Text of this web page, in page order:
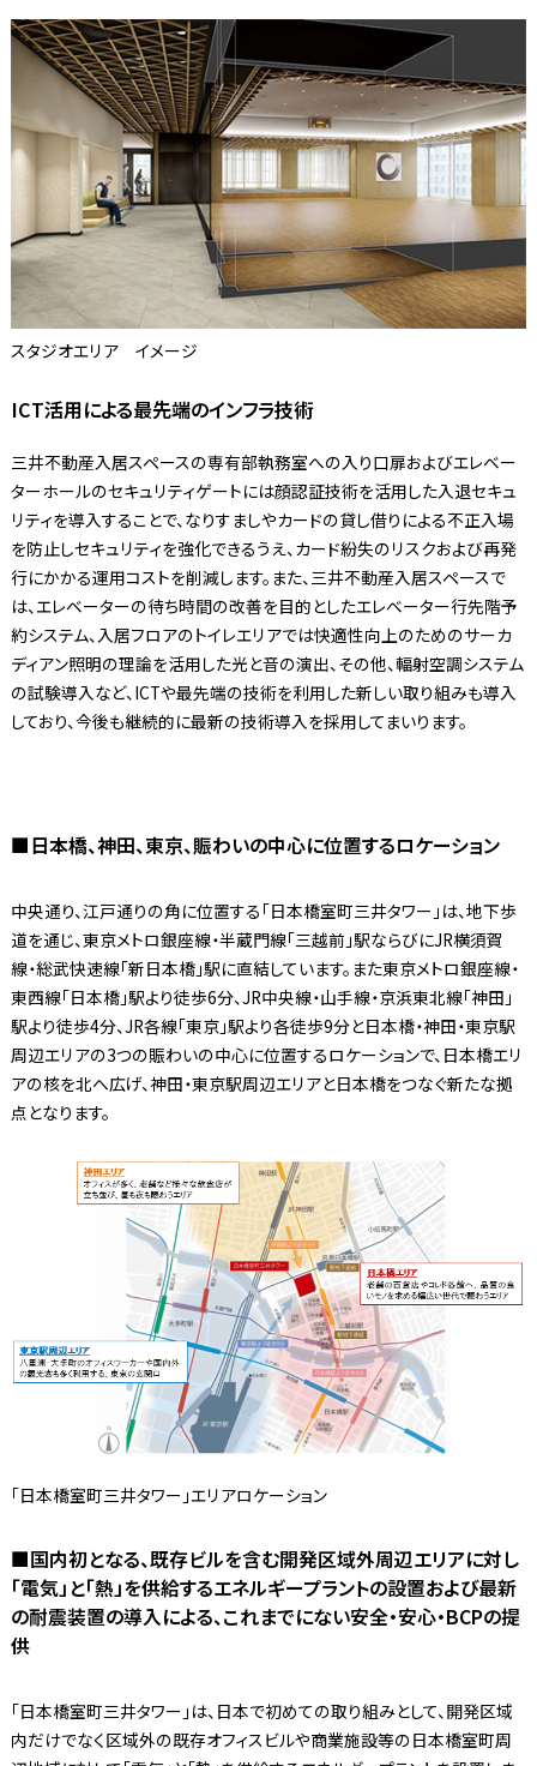
スタジオエリア イメージ
ICT活用による最先端のインフラ技術
三井不動産入居スペースの専有部執務室への入り口扉およびエレベー
ターホールのセキュリティゲートには顔認証技術を活用した入退セキュ
リティを導入することで、なりすましやカードの貸し借りによる不正入場
を防止しセキュリティを強化できるうえ、カード紛失のリスクおよび再発
行にかかる運用コストを削減します。また、三井不動産入居スペースで
は、エレベーターの待ち時間の改善を目的としたエレベーター行先階予
約システム、入居フロアのトイレエリアでは快適性向上のためのサーカ
ディアン照明の理論を活用した光と音の演出、その他、輻射空調システム
の試験導入など、ICTや最先端の技術を利用した新しい取り組みも導入
しており、今後も継続的に最新の技術導入を採用してまいります。
■日本橋、神田、東京、賑わいの中心に位置するロケーション
中央通り、江戸通りの角に位置する「日本橋室町三井タワー」は、地下歩
道を通じ、東京メトロ銀座線・半蔵門線「三越前」駅ならびにJR横須賀
線・総武快速線「新日本橋」駅に直結しています。また東京メトロ銀座線・
東西線「日本橋」駅より徒歩6分、JR中央線・山手線・京浜東北線「神田」
駅より徒歩4分、JR各線「東京」駅より各徒歩9分と日本橋・神田・東京駅
周辺エリアの3つの賑わいの中心に位置するロケーションで、日本橋エリ
アの核を北へ広げ、神田・東京駅周辺エリアと日本橋をつなぐ新たな拠
点となります。
「日本橋室町三井タワー」エリアロケーション
■国内初となる、既存ビルを含む開発区域外周辺エリアに対し
「電気」と「熱」を供給するエネルギープラントの設置および最新
の耐震装置の導入による、これまでにない安全・安心・BCPの提
供
「日本橋室町三井タワー」は、日本で初めての取り組みとして、開発区域
内だけでなく区域外の既存オフィスビルや商業施設等の日本橋室町周